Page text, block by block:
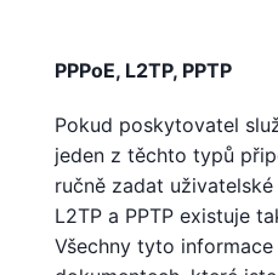
PPPoE, L2TP, PPTP
Pokud poskytovatel
jeden z těchto typů
ručně zadat
L2TP a PPTP existuje
Všechny tyto